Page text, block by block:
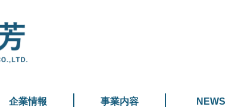
企業情報 事業内容 NEWS